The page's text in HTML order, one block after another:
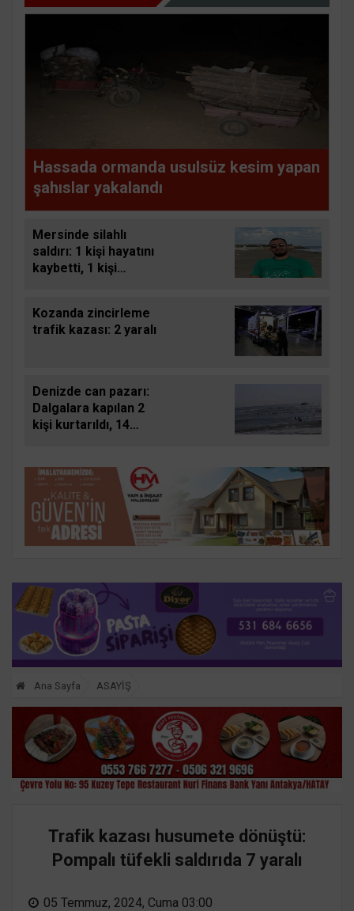
Hassada ormanda usulsüz kesim yapan
şahıslar yakalandı
Mersinde silahlı
saldırı: 1 kişi hayatını
kaybetti, 1 kişi
Kozanda zincirleme
trafik kazası: 2 yaralı
Denizde can pazarı:
Dalgalara kapılan 2
kişi kurtarıldı, 14
Ana Sayfa ASAYİŞ
Trafik kazası husumete dönüştü:
Pompalı tüfekli saldırıda 7 yaralı
05 Temmuz, 2024, Cuma 03:00